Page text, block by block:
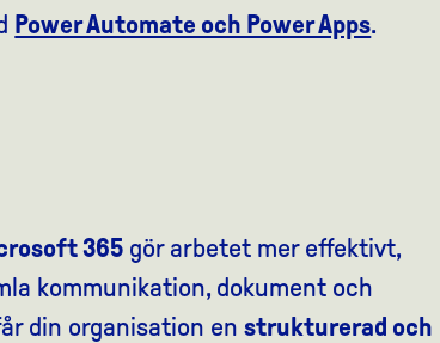
Power Automate och Power Apps.
365 gör arbetet mer effektivt,
kommunikation, dokument och
din organisation enstrukturerad och